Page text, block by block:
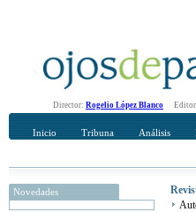
Director: Rogelio López Blanco
Inicio Tribuna Análisis
Novedades